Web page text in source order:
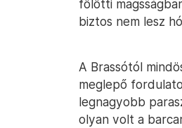
fölötti
biztos nem lesz
A Brassótól
meglepő
legnagyobb
olyan volt a